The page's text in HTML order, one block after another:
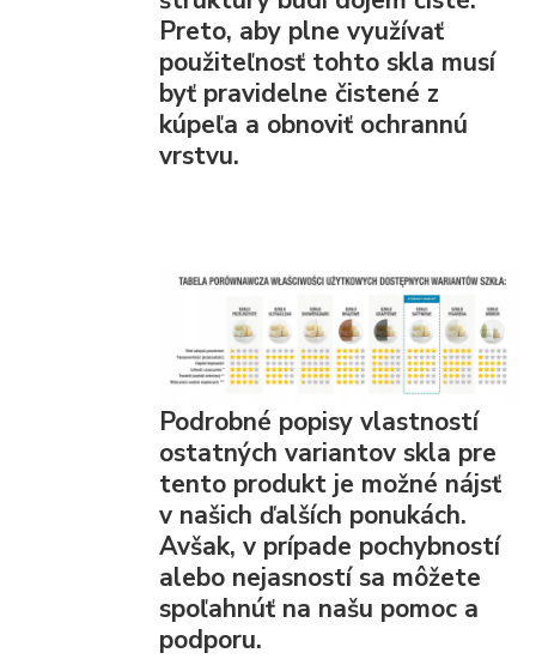
Preto, aby plne využívať
použiteľnosť tohto skla musí
byť pravidelne čistené z
kúpeľa a obnoviť ochrannú
vrstvu.
Podrobné popisy vlastností
ostatných variantov skla pre
tento produkt je možné nájsť
v našich ďalších ponukách.
Avšak, v prípade pochybností
alebo nejasností sa môžete
spoľahnúť na našu pomoc a
podporu.